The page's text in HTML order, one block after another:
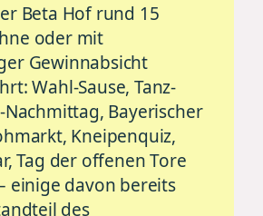
Beta Hof rund 15
oder mit
Gewinnabsicht
Wahl-Sause, Tanz-
Nachmittag, Bayerischer
Kneipenquiz,
Tag der offenen Tore
einige davon bereits
des